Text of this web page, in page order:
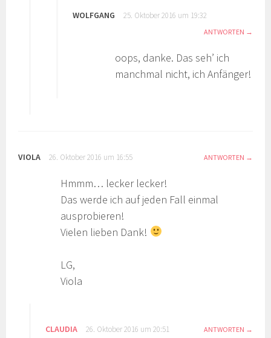
WOLFGANG 25. Oktober 2016 um 19:32
ANTWORTEN
oops, danke. Das seh’ ich
manchmal nicht, ich Anfänger!
VIOLA 26. Oktober 2016 um 16:55 ANTWORTEN
Hmmm… lecker lecker!
Das werde ich auf jeden Fall einmal
ausprobieren!
Vielen lieben Dank!
LG,
Viola
CLAUDIA 26. Oktober 2016 um 20:51 ANTWORTEN